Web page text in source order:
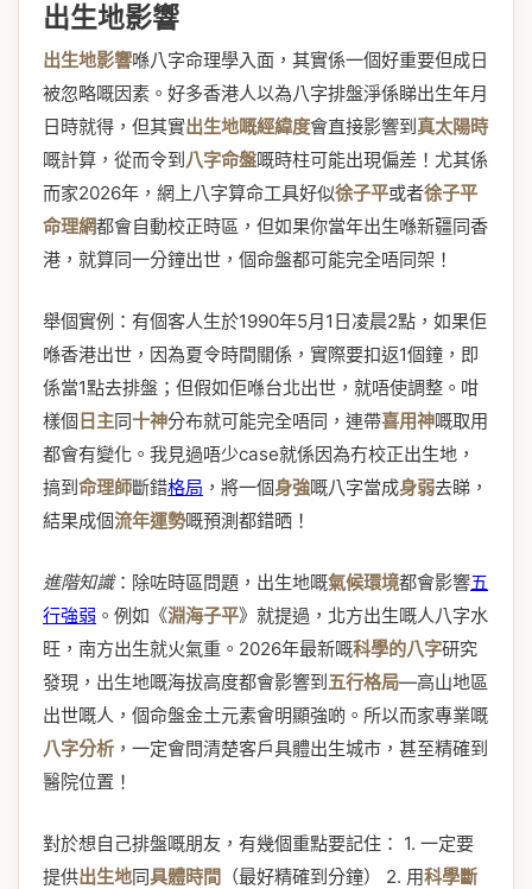
出生地影響
出生地影響喺八字命理學入面，其實係一個好重要但成日
被忽略嘅因素。好多香港人以為八字排盤淨係睇出生年月
日時就得，但其實出生地嘅經緯度會直接影響到真太陽時
嘅計算，從而令到八字命盤嘅時柱可能出現偏差！尤其係
而家2026年，網上八字算命工具好似徐子平或者徐子平
命理網都會自動校正時區，但如果你當年出生喺新疆同香
港，就算同一分鐘出世，個命盤都可能完全唔同架！
舉個實例：有個客人生於1990年5月1日凌晨2點，如果佢
喺香港出世，因為夏令時間關係，實際要扣返1個鐘，即
係當1點去排盤；但假如佢喺台北出世，就唔使調整。咁
樣個 日主同十神分布就可能完全唔同，連帶喜用神嘅取用
都會有變化。我見過唔少case就係因為冇校正出生地，
搞到命理師斷錯格局 ，將一個身強嘅八字當成身弱去睇，
結果成個流年運勢嘅預測都錯晒！
進階知識：除咗時區問題，出生地嘅氣候環境都會影響五
行強弱 。例如《淵海子平》就提過，北方出生嘅人八字水
旺，南方出生就火氣重。2026年最新嘅科學的八字研究
發現，出生地嘅海拔高度都會影響到五行格局—高山地區
出世嘅人，個命盤金土元素會明顯強啲。所以而家專業嘅
八字分析 ，一定會問清楚客戶具體出生城市，甚至精確到
醫院位置！
對於想自己排盤嘅朋友，有幾個重點要記住： 1. 一定要
提供出生地同具體時間 （最好精確到分鐘） 2. 用科學斷